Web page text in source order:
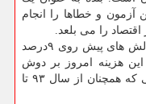
آزمون و خطاها را انجام
را می بلعد.
مشاور مالیاتی اتاق اصناف بار دیگر به چالش های پیش روی ۹درصد
هزینه امروز بر دوش
مصرف كننده گذاشته شده است؛ در حالی كه همچنان از سال ۹۳ تا